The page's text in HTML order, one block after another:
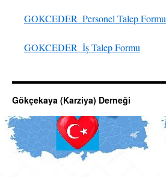
GOKCEDER_Personel Talep Formu
GOKCEDER_İş Talep Formu
Gökçekaya (Karziya) Derneği